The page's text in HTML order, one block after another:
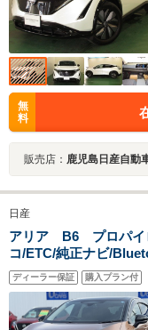
無
料
販売店： 鹿児島日産自動
日産
アリア B6 プロパイ
コ/ETC/純正ナビ/
トエアコン/寒冷地仕様
ディーラー保証 購入プラン付